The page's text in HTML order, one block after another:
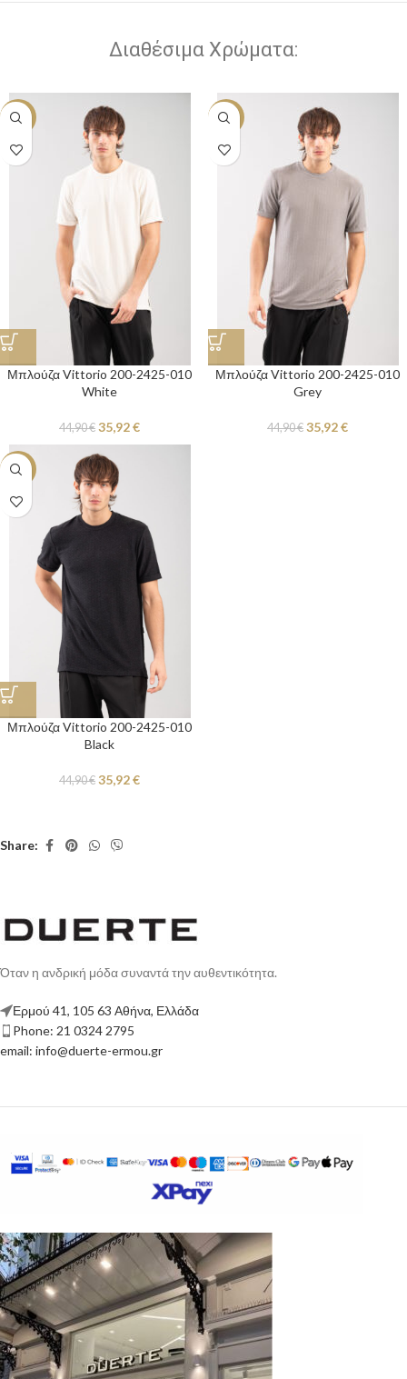
Διαθέσιμα Χρώματα:
-20%
Μπλούζα Vittorio 200-2425-010
White
44,90€ 35,92€
-20%
Μπλούζα Vittorio 200-2425-010
Grey
44,90€ 35,92€
-20%
Μπλούζα Vittorio 200-2425-010
Black
44,90€ 35,92€
Share:
Όταν η ανδρική μόδα συναντά την αυθεντικότητα.
Ερμού 41, 105 63 Αθήνα, Ελλάδα
Phone: 21 0324 2795
email: info@duerte-ermou.gr